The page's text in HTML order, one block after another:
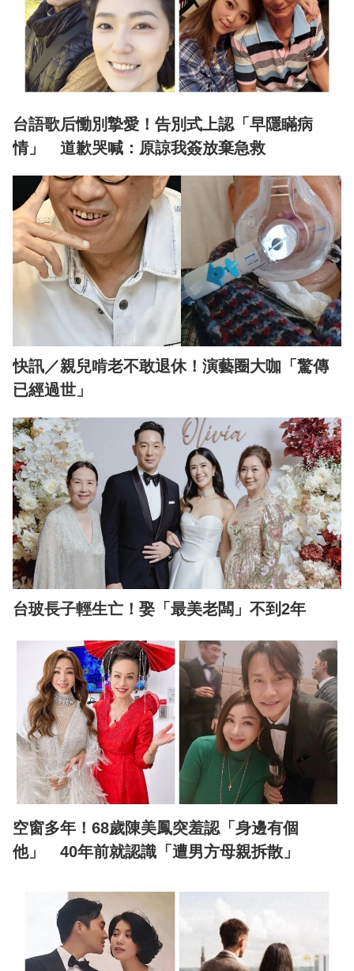
台語歌后慟別摯愛！告別式上認「早隱瞞病
情」 道歉哭喊：原諒我簽放棄急救
快訊／親兒啃老不敢退休！演藝圈大咖「驚傳
已經過世」
台玻長子輕生亡！娶「最美老闆」不到2年
空窗多年！68歲陳美鳳突羞認「身邊有個
他」 40年前就認識「遭男方母親拆散」